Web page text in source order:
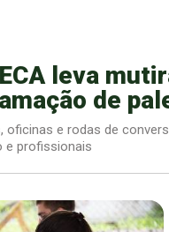
leva
de
e rodas de
e profissionais